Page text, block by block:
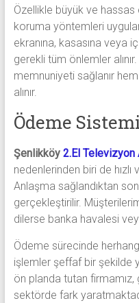
Özellikle büyük ve hassas
koruma yöntemleri
ekranına, kasasına veya
gerekli tüm önlemler
memnuniyeti sağlanır
alınır.
Ödeme
Şenlikköy 2.El Televizyon
nedenlerinden biri de
Anlaşma sağlandıktan
gerçekleştirilir.
dilerse banka havalesi
Ödeme sürecinde
işlemler şeffaf bir şekilde
ön planda tutan
sektörde fark